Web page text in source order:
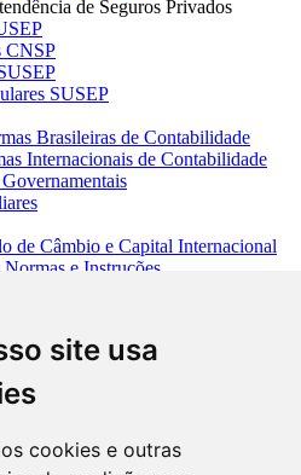
site usa
cookies e outras
de Seguros Privados
CNSP
SUSEP
Brasileiras de Contabilidade
Internacionais de Contabilidade
de Câmbio e Capital Internacional
e Instruções
Títulos e Valores Mobiliários
Rural
Organização do SFN
Supervisão Bancária
de Documentos
Classificação Nacional de
BCB
do BCB e Cosif-e